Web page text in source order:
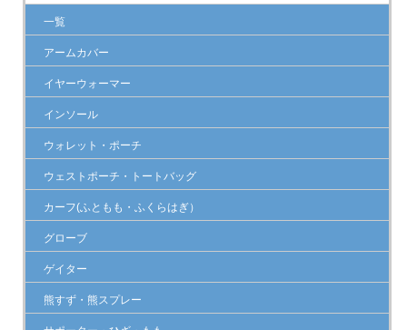
一覧
アームカバー
イヤーウォーマー
インソール
ウォレット・ポーチ
ウェストポーチ・トートバッグ
カーフ(ふともも・ふくらはぎ）
グローブ
ゲイター
熊すず・熊スプレー